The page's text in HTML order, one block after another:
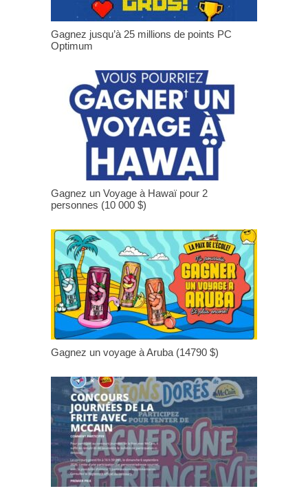
Gagnez jusqu’à 25 millions de points PC
Optimum
Gagnez un Voyage à Hawaï pour 2
personnes (10 000 $)
Gagnez un voyage à Aruba (14790 $)